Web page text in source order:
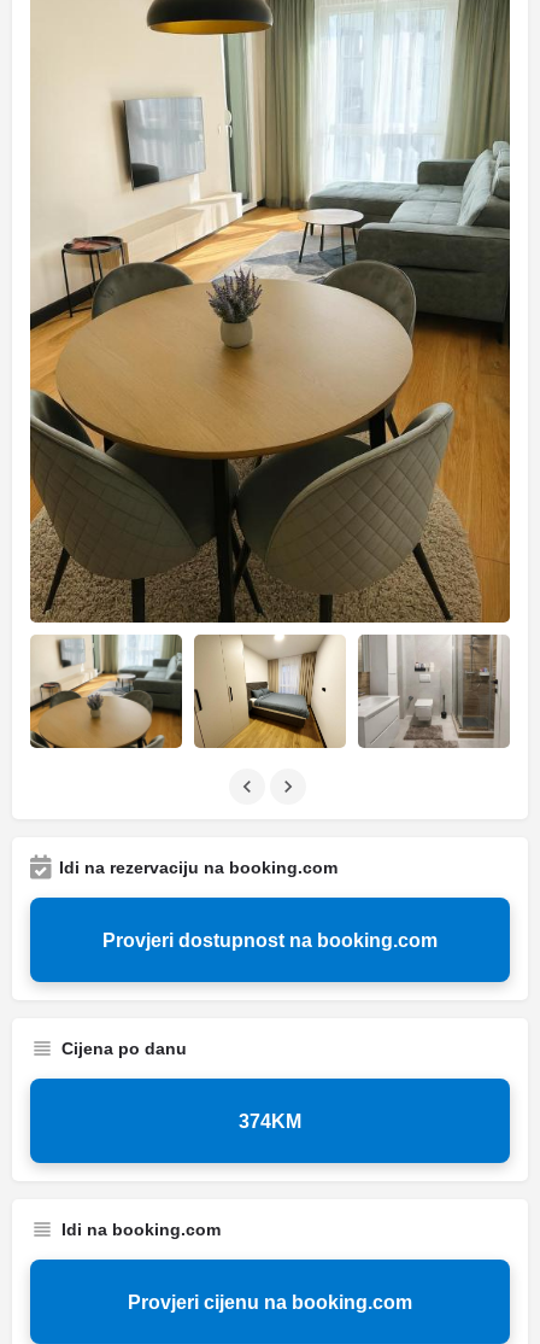
Idi na rezervaciju na booking.com
Provjeri dostupnost na booking.com
Cijena po danu
374KM
Idi na booking.com
Provjeri cijenu na booking.com